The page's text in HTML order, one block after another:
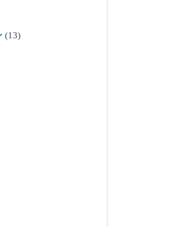
(13)